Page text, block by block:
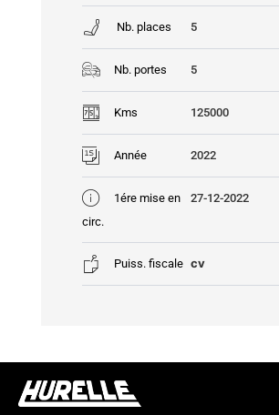
Nb. places 5
Nb. portes 5
Kms 125000
Année 2022
1ére mise en
circ.
27-12-2022
Puiss. fiscale cv